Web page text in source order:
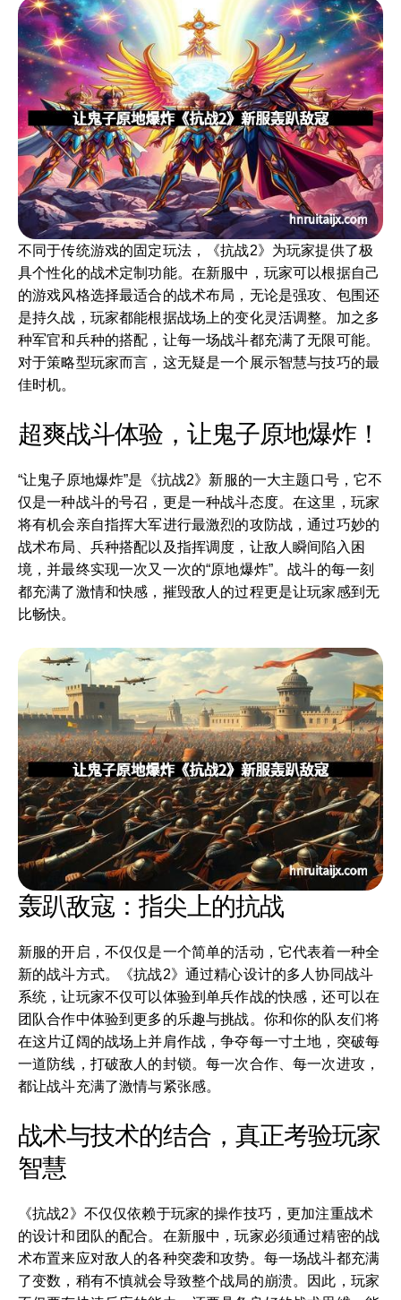
不同于传统游戏的固定玩法，《抗战2》为玩家提供了极
具个性化的战术定制功能。在新服中，玩家可以根据自己
的游戏风格选择最适合的战术布局，无论是强攻、包围还
是持久战，玩家都能根据战场上的变化灵活调整。加之多
种军官和兵种的搭配，让每一场战斗都充满了无限可能。
对于策略型玩家而言，这无疑是一个展示智慧与技巧的最
佳时机。
超爽战斗体验，让鬼子原地爆炸！
“让鬼子原地爆炸”是《抗战2》新服的一大主题口号，它不
仅是一种战斗的号召，更是一种战斗态度。在这里，玩家
将有机会亲自指挥大军进行最激烈的攻防战，通过巧妙的
战术布局、兵种搭配以及指挥调度，让敌人瞬间陷入困
境，并最终实现一次又一次的“原地爆炸”。战斗的每一刻
都充满了激情和快感，摧毁敌人的过程更是让玩家感到无
比畅快。
轰趴敌寇：指尖上的抗战
新服的开启，不仅仅是一个简单的活动，它代表着一种全
新的战斗方式。《抗战2》通过精心设计的多人协同战斗
系统，让玩家不仅可以体验到单兵作战的快感，还可以在
团队合作中体验到更多的乐趣与挑战。你和你的队友们将
在这片辽阔的战场上并肩作战，争夺每一寸土地，突破每
一道防线，打破敌人的封锁。每一次合作、每一次进攻，
都让战斗充满了激情与紧张感。
战术与技术的结合，真正考验玩家
智慧
《抗战2》不仅仅依赖于玩家的操作技巧，更加注重战术
的设计和团队的配合。在新服中，玩家必须通过精密的战
术布置来应对敌人的各种突袭和攻势。每一场战斗都充满
了变数，稍有不慎就会导致整个战局的崩溃。因此，玩家